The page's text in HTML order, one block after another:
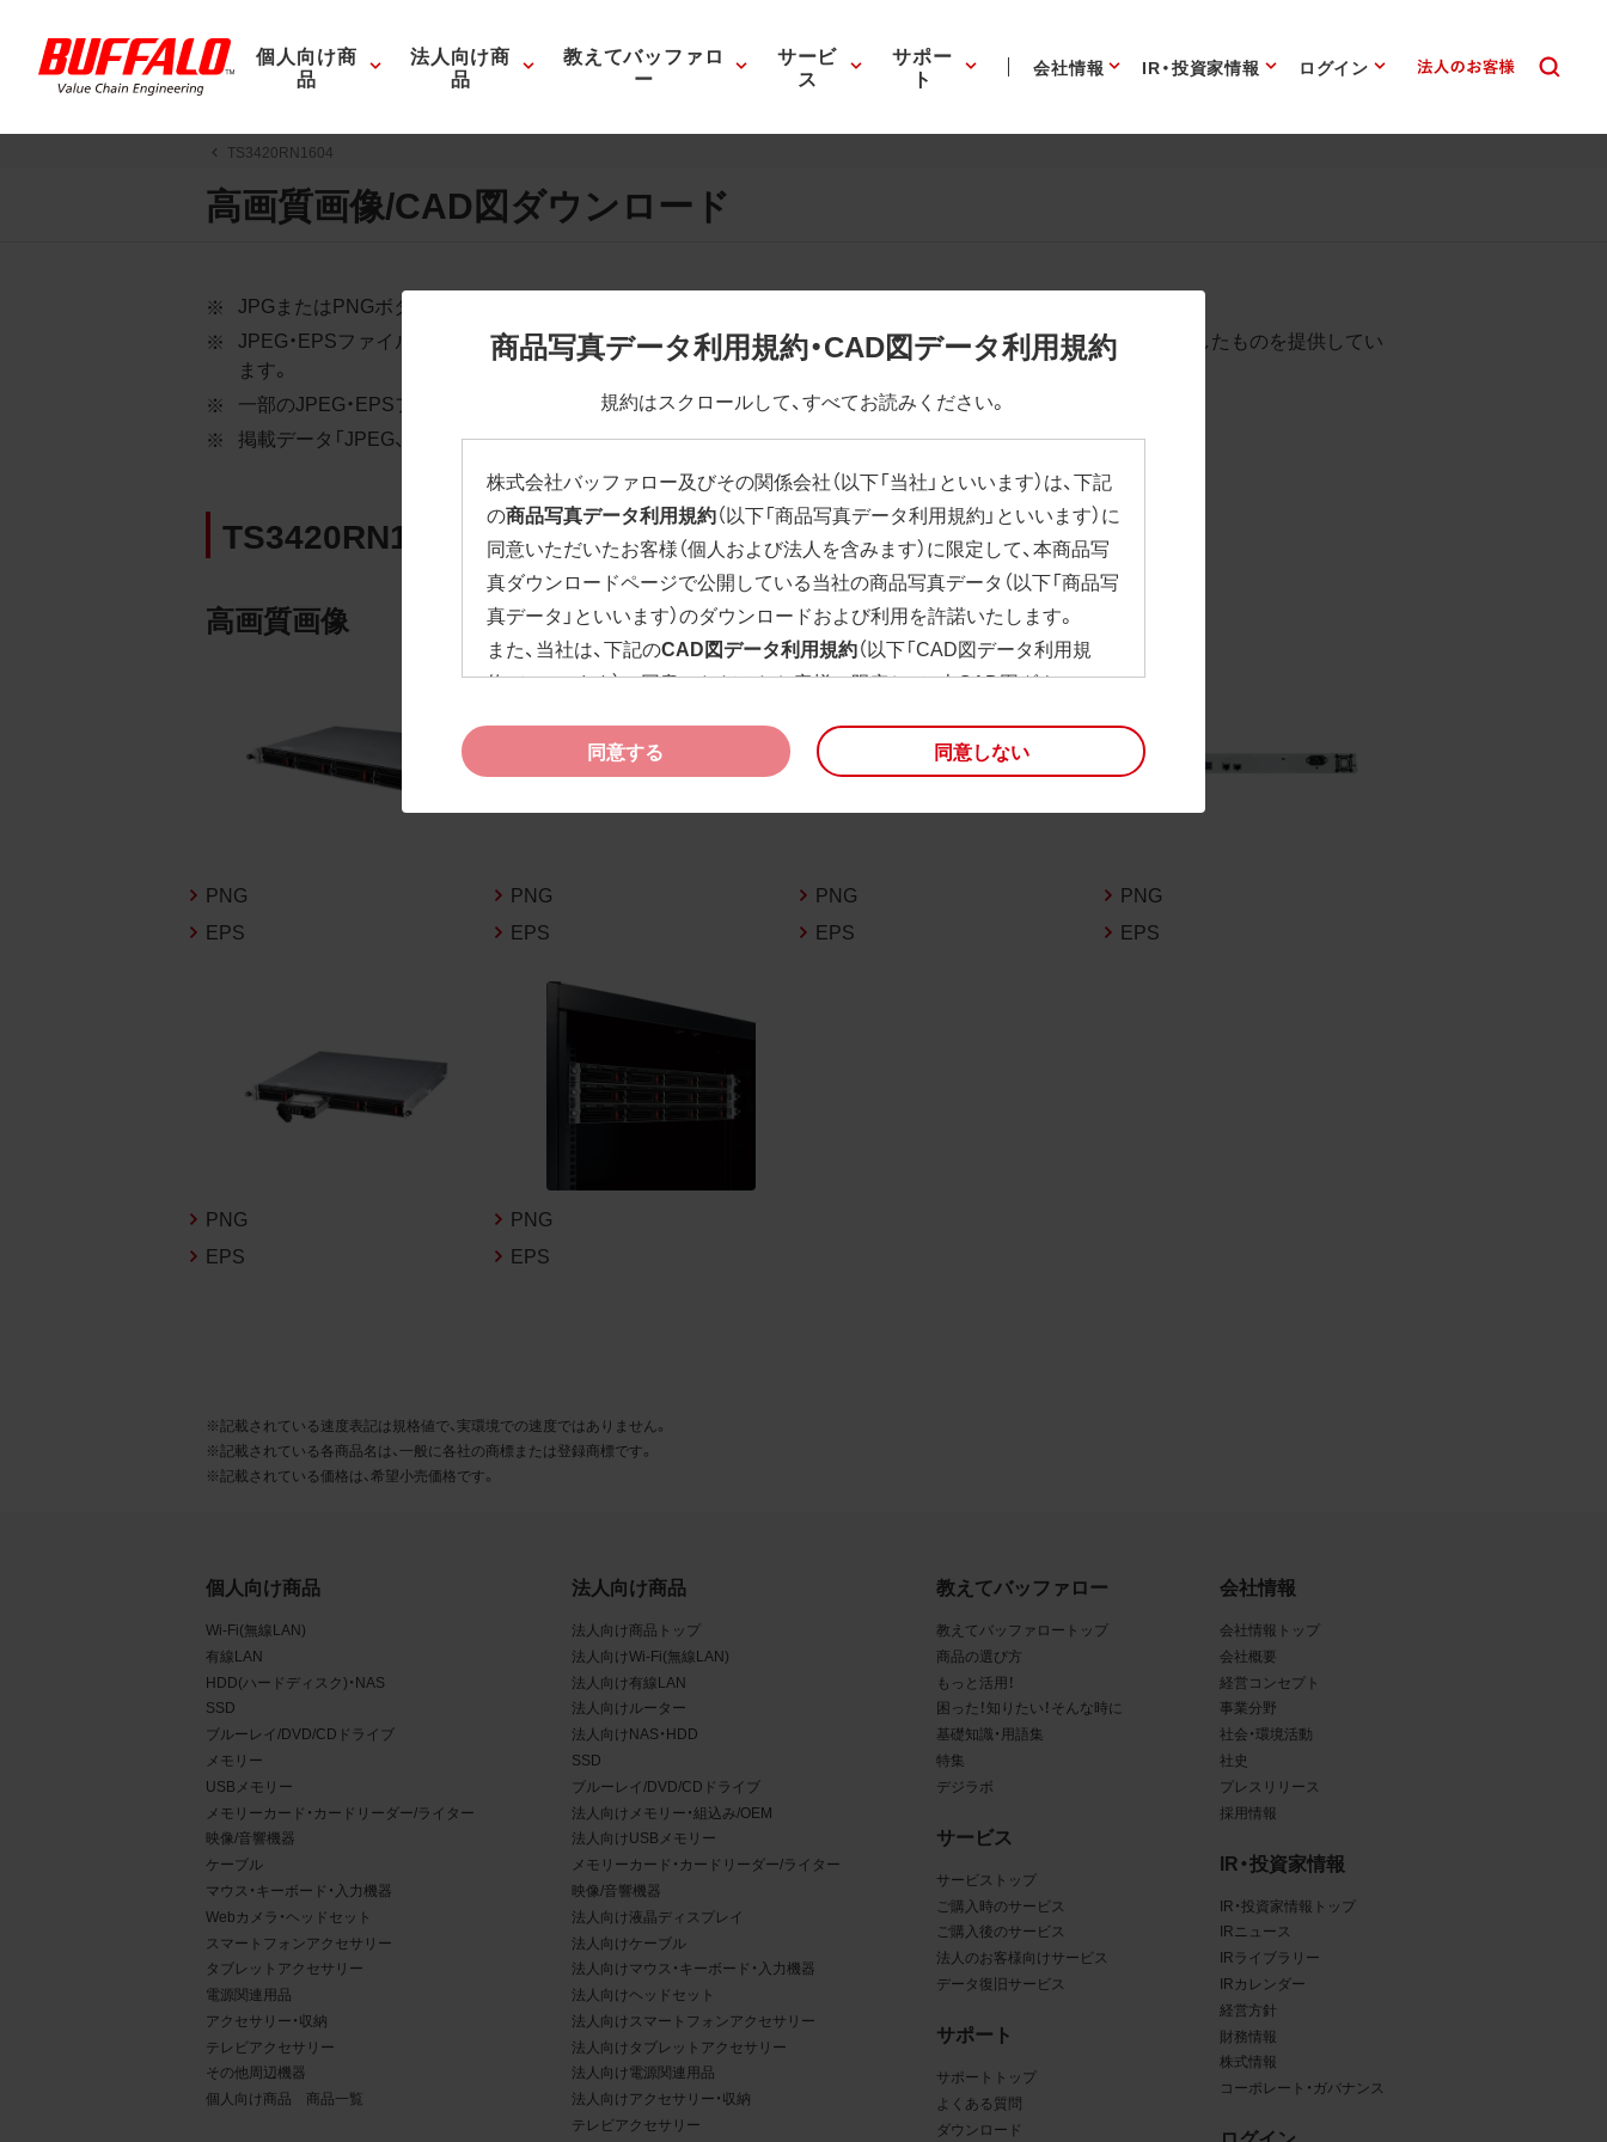
個人向け商
品
法人向け商
品
教えてバッファロ
ー
サービ
ス
サポー
ト 会社情報 IR・投資家情報 ログイン
TS3420RN1604
高画質画像/CAD図ダウンロード
商品写真データ利用規約・CAD図データ利用規約
規約はスクロールして、すべてお読みください。
株式会社バッファロー及びその関係会社（以下「当社」といいます）は、下記
の商品写真データ利用規約（以下「商品写真データ利用規約」といいます）に
同意いただいたお客様（個人および法人を含みます）に限定して、本商品写
真ダウンロードページで公開している当社の商品写真データ（以下「商品写
真データ」といいます）のダウンロードおよび利用を許諾いたします。
また、当社は、下記のCAD図データ利用規約（以下「CAD図データ利用規
約」といいます）に同意いただいたお客様に限定して、本CAD図ダウンロー
ます）の利用を許諾いたします。
お客様が「同意する」ボタンをクリックされた場合、商品写真データ利用規
約及びCAD図データ利用規約に同意いただいたものとみなされます。
告なく変更されることがあります。各データをダウンロードする際には最
1.権利の帰属
お客様は、商品写真データに関する著作権等の一切の権利が当社に帰属す
ることに同意します。
お客様は、商品写真データ利用規約に従い、当社商品の販売活動（中古によ
る販売の場合を除く）に関する広告宣伝又は当社商品の報道・解説に利用す
る場合に限り商品写真データを複製、送信可能化して利用できます。当社
ものとします。
品名等）を併記する等の方法により、商品写真データに表示されてい
商品写真データに著作権表示、ラベル、商標その他のマークがある場
合、それらを除去しないこと
商品写真データを当社HPのトップページ以外のサイトとのリンクと
して利用しないこと
商品写真データを他社のロゴ又は他社商品等に近づけて掲記するな
どして、当社と提携、協力関係等にあるとの示唆や誤解を生じさせう
る態様の利用を行わないこと
その他、当社の運営するサイトではないと看者が判断することを困難
とするような態様で、商品写真データを利用しないこと
4.免責事項
当社は、商品写真データの正確性、完全性、適合性、有用性、最新性、第三者
権利の非侵害等について保証するものではありません。また、商品写真
データの利用に起因して発生した一切の損害について、当社はその賠償の
責任を負いません。また、商品写真データの内容は予告なしに変更又は掲
載を中止することがありますのでご了承ください。
同意する 同意しない
JPGまたはPNGボタンを押すと画像の表示。EPSボタンを押すと圧縮ファイルのダウンロードが始まります。
JPEG・EPSファイルにはパスが設定されています。画像編集の際に便利です。PNG画像は原則として背景を透過したものを提供してい
ます。
一部のJPEG・EPSファイルにはパスが設定されていない場合があります。ご了承ください。
掲載データ「JPEG、PNG : 低解像度(RGBカラー)」 「EPS : 高解像度(CMYKカラー)」
TS3420RN1604
高画質画像
PNG
EPS
PNG
EPS
PNG
EPS
PNG
EPS
PNG
EPS
PNG
EPS
※記載されている速度表記は規格値で、実環境での速度ではありません。
※記載されている各商品名は、一般に各社の商標または登録商標です。
※記載されている価格は、希望小売価格です。
個人向け商品
Wi-Fi(無線LAN)
有線LAN
HDD(ハードディスク)・NAS
SSD
ブルーレイ/DVD/CDドライブ
メモリー
USBメモリー
メモリーカード・カードリーダー/ライター
映像/音響機器
ケーブル
マウス・キーボード・入力機器
Webカメラ・ヘッドセット
スマートフォンアクセサリー
タブレットアクセサリー
電源関連用品
アクセサリー・収納
テレビアクセサリー
その他周辺機器
個人向け商品 商品一覧
法人向け商品
法人向け商品トップ
法人向けWi-Fi(無線LAN)
法人向け有線LAN
法人向けルーター
法人向けNAS・HDD
SSD
ブルーレイ/DVD/CDドライブ
法人向けメモリー・組込み/OEM
法人向けUSBメモリー
メモリーカード・カードリーダー/ライター
映像/音響機器
法人向け液晶ディスプレイ
法人向けケーブル
法人向けマウス・キーボード・入力機器
法人向けヘッドセット
法人向けスマートフォンアクセサリー
法人向けタブレットアクセサリー
法人向け電源関連用品
法人向けアクセサリー・収納
テレビアクセサリー
教えてバッファロー
教えてバッファロートップ
商品の選び方
もっと活用！
困った！知りたい！そんな時に
基礎知識・用語集
特集
デジラボ
サービス
サービストップ
ご購入時のサービス
ご購入後のサービス
法人のお客様向けサービス
データ復旧サービス
サポート
サポートトップ
よくある質問
ダウンロード
会社情報
会社情報トップ
会社概要
経営コンセプト
事業分野
社会・環境活動
社史
プレスリリース
採用情報
IR・投資家情報
IR・投資家情報トップ
IRニュース
IRライブラリー
IRカレンダー
経営方針
財務情報
株式情報
コーポレート・ガバナンス